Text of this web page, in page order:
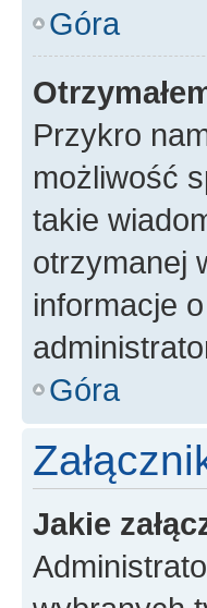
Góra
Przykro
możliwość
takie
otrzymanej
informacje
Góra
Jakie